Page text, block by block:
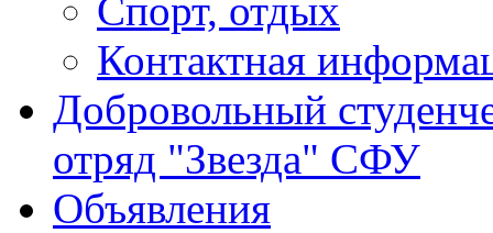
Спорт, отдых
Контактная
Добровольный
отряд "Звезда" СФУ
Объявления